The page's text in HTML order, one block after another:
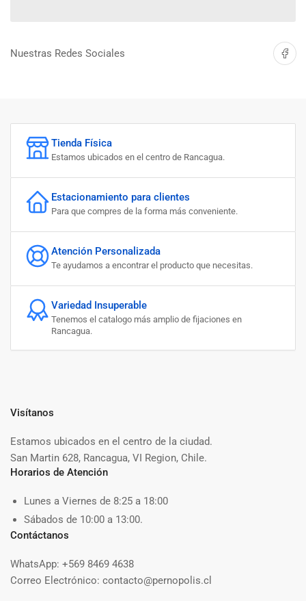
1
1
Nuestras Redes Sociales Compartir
Tienda Física
Estamos ubicados en el centro de Rancagua.
Estacionamiento para clientes
Para que compres de la forma más conveniente.
Atención Personalizada
Te ayudamos a encontrar el producto que necesitas.
Variedad Insuperable
Tenemos el catalogo más amplio de fijaciones en
Rancagua.
Visítanos
Estamos ubicados en el centro de la ciudad.
San Martin 628, Rancagua, VI Region, Chile.
Horarios de Atención
Lunes a Viernes de 8:25 a 18:00
Sábados de 10:00 a 13:00.
Contáctanos
WhatsApp: +569 8469 4638
Correo Electrónico: contacto@pernopolis.cl